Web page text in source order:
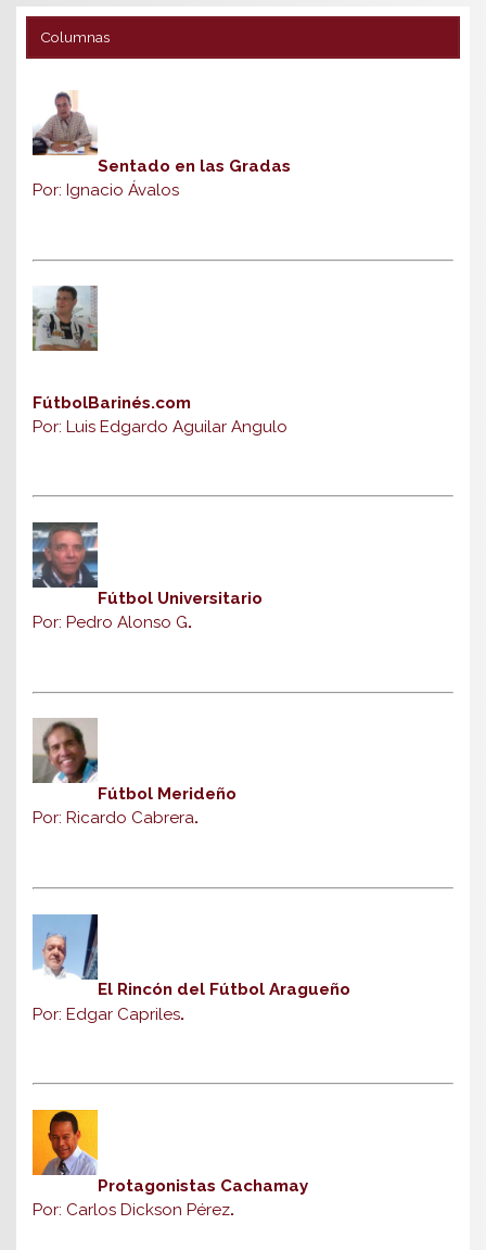
Columnas
Sentado en las Gradas
Por: Ignacio Ávalos
FútbolBarinés.com
Por: Luis Edgardo Aguilar Angulo
Fútbol Universitario
Por: Pedro Alonso G.
Fútbol Merideño
Por: Ricardo Cabrera.
El Rincón del Fútbol Aragueño
Por: Edgar Capriles.
Protagonistas Cachamay
Por: Carlos Dickson Pérez.